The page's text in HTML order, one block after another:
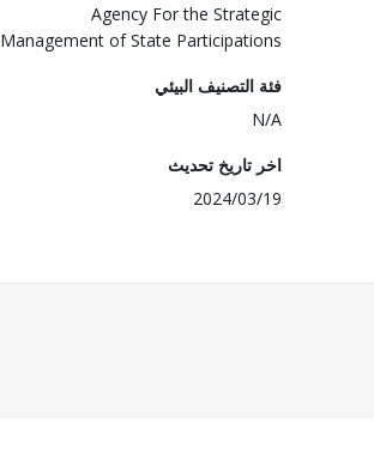
Agency For the Strategic
Management of State Participations
فئة التصنيف البيئي
N/A
اخر تاريخ تحديث
2024/03/19